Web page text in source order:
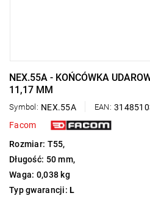
NEX.55A - KOŃCÓWKA
11,17 MM
Symbol: NEX.55A EAN:
Facom
Rozmiar: T55,
Długość: 50 mm,
Waga: 0,038 kg
Typ gwarancji:L